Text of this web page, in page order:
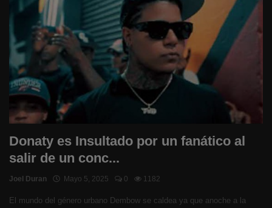
Donaty es Insultado por un fanático al
salir de un conc...
Joel Duran Mayo 5, 2025 0 1182
El mundo del género urbano Dembow se caldea ya que anoche a la